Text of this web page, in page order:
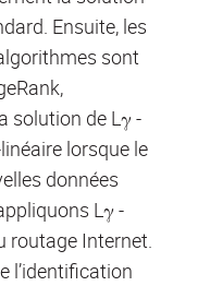
Ensuite, les
sont
solution de Lγ -
lorsque le
données
Lγ -
routage Internet.
l’identification